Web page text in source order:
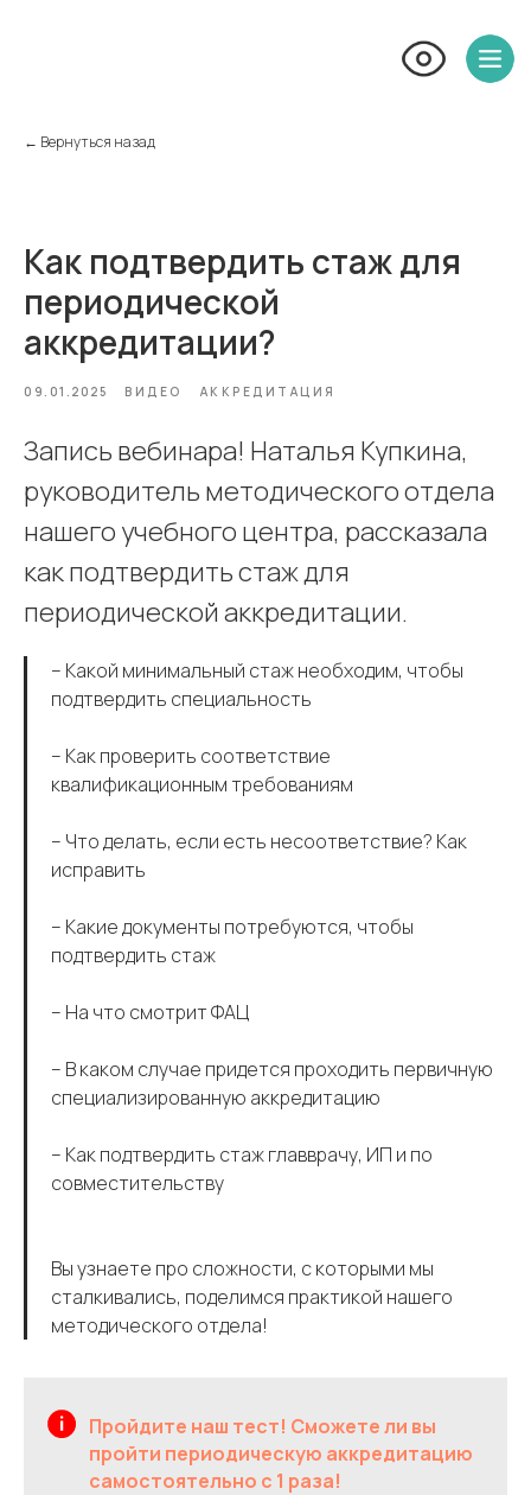
← Вернуться назад
Как подтвердить стаж для
периодической
аккредитации?
09.01.2025 ВИДЕО АККРЕДИТАЦИЯ
Запись вебинара! Наталья Купкина,
руководитель методического отдела
нашего учебного центра, рассказала
как подтвердить стаж для
периодической аккредитации.
– Какой минимальный стаж необходим, чтобы
подтвердить специальность
– Как проверить соответствие
квалификационным требованиям
– Что делать, если есть несоответствие? Как
исправить
– Какие документы потребуются, чтобы
подтвердить стаж
– На что смотрит ФАЦ
– В каком случае придется проходить первичную
специализированную аккредитацию
– Как подтвердить стаж главврачу, ИП и по
совместительству
Вы узнаете про сложности, с которыми мы
сталкивались, поделимся практикой нашего
методического отдела!
Пройдите наш тест! Сможете ли вы
пройти периодическую аккредитацию
самостоятельно с 1 раза!